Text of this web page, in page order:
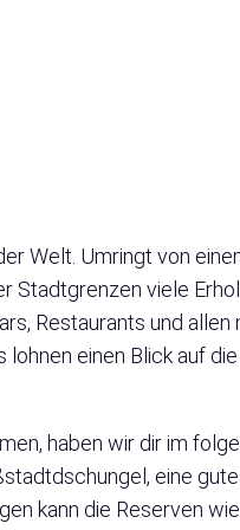
Welt. Umringt von
Stadtgrenzen viele
Restaurants und
einen Blick auf
haben wir dir im
eine
kann die Reserven